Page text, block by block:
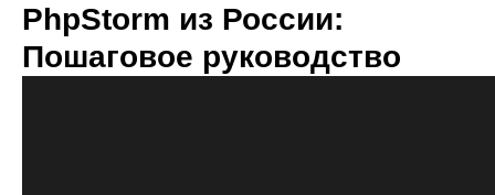
PhpStorm из России:
Пошаговое руководство